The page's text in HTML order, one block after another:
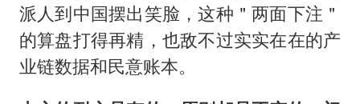
派人到中国摆出笑脸，这种＂两面下注＂
的算盘打得再精，也敌不过实实在在的产
业链数据和民意账本。